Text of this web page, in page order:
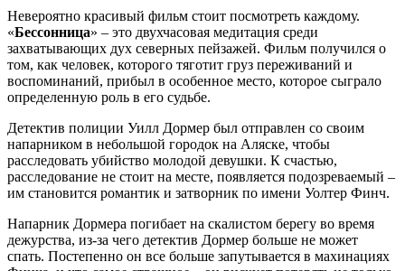
Невероятно красивый фильм стоит посмотреть каждому.
«Бессонница» – это двухчасовая медитация среди
захватывающих дух северных пейзажей. Фильм получился о
том, как человек, которого тяготит груз переживаний и
воспоминаний, прибыл в особенное место, которое сыграло
определенную роль в его судьбе.
Детектив полиции Уилл Дормер был отправлен со своим
напарником в небольшой городок на Аляске, чтобы
расследовать убийство молодой девушки. К счастью,
расследование не стоит на месте, появляется подозреваемый –
им становится романтик и затворник по имени Уолтер Финч.
Напарник Дормера погибает на скалистом берегу во время
дежурства, из-за чего детектив Дормер больше не может
спать. Постепенно он все больше запутывается в махинациях